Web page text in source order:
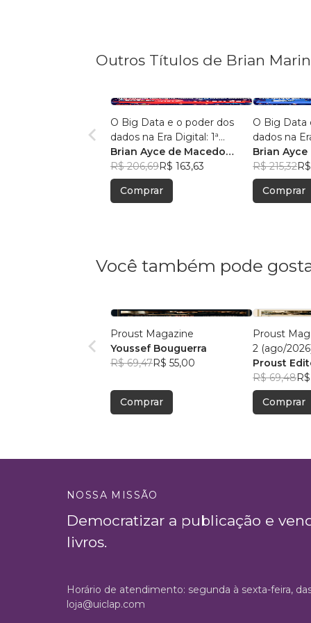
Outros Títulos de Brian
O Big Data e o poder dos
dados na Era Digital: 1ª
Edição.
Brian Ayce de Macedo
Marinho
R$ 206,69R$ 163,63
Comprar
O Big Data
dados na
Edição:
Brian
Marinho
R$ 215,32
Comprar
Você também pode
Proust Magazine
Youssef Bouguerra
R$ 69,47R$ 55,00
Comprar
Proust
2 (ago/
Proust
R$ 69,48
Comprar
NOSSA MISSÃO
Democratizar a publicação e
livros.
Horário de atendimento: segunda à sexta-feira,
loja@uiclap.com